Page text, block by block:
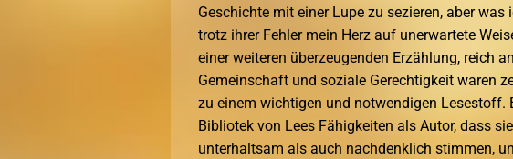
Geschichte mit einer Lupe zu sezieren, aber
trotz ihrer Fehler mein Herz auf unerwartete
einer weiteren überzeugenden Erzählung, reich
Gemeinschaft und soziale Gerechtigkeit waren
zu einem wichtigen und notwendigen Lesestoff.
Bibliotek von Lees Fähigkeiten als Autor, dass
unterhaltsam als auch nachdenklich stimmen,